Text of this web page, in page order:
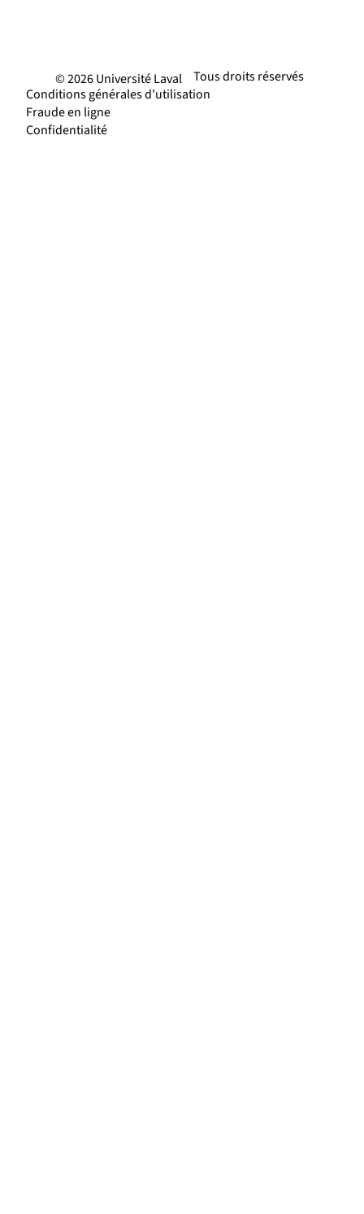
Tous droits réservés
© 2026 Université Laval
Conditions générales d'utilisation
Fraude en ligne
Confidentialité